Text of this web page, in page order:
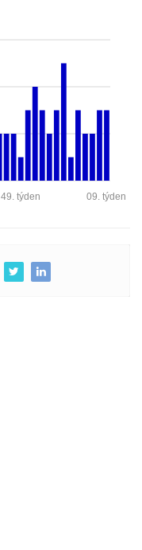
09. týden
49. týden